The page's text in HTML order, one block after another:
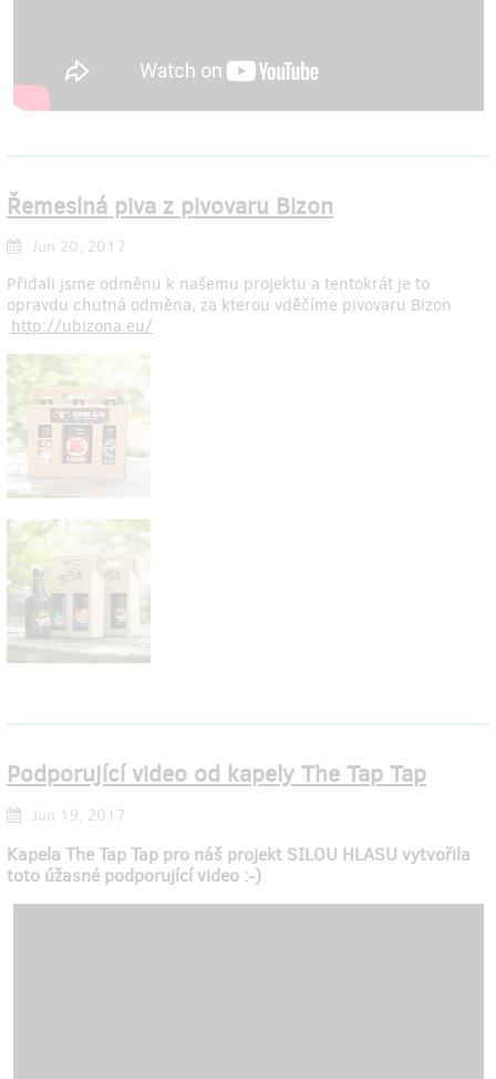
Řemeslná piva z pivovaru Bizon
Jun 20, 2017
Přidali jsme odměnu k našemu projektu a tentokrát je to
opravdu chutná odměna, za kterou vděčíme pivovaru Bizon
http://ubizona.eu/
Podporující video od kapely The Tap Tap
Jun 19, 2017
Kapela The Tap Tap pro náš projekt SILOU HLASU vytvořila
toto úžasné podporující video :-)